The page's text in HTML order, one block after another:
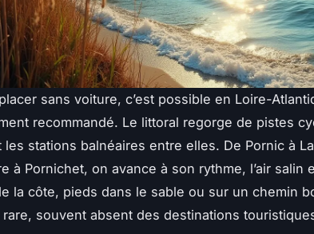
sans voiture, c’est possible en Loire-
recommandé. Le littoral regorge de pistes
les stations balnéaires entre elles. De Pornic à
à Pornichet, on avance à son rythme, l’air salin
la côte, pieds dans le sable ou sur un chemin
rare, souvent absent des destinations